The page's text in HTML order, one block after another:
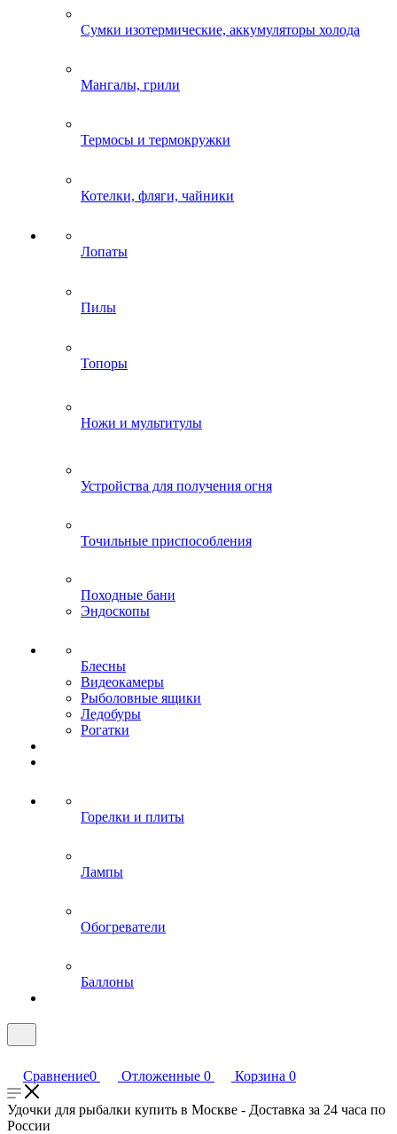
Сумки изотермические, аккумуляторы холода
Мангалы, грили
Термосы и термокружки
Котелки, фляги, чайники
Лопаты
Пилы
Топоры
Ножи и мультитулы
Устройства для получения огня
Точильные приспособления
Походные бани
Эндоскопы
Блесны
Видеокамеры
Рыболовные ящики
Ледобуры
Рогатки
Горелки и плиты
Лампы
Обогреватели
Баллоны
Сравнение0 Отложенные 0 Корзина 0
Удочки для рыбалки купить в Москве - Доставка за 24 часа по
России